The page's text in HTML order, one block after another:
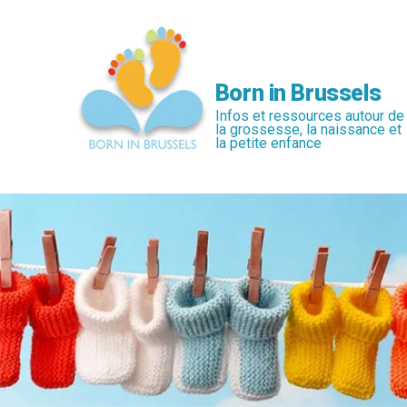
Born in Brussels
Infos et ressources autour de
la grossesse, la naissance et
la petite enfance